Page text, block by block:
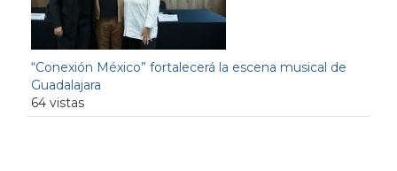
“Conexión México” fortalecerá la escena musical de
Guadalajara
64 vistas